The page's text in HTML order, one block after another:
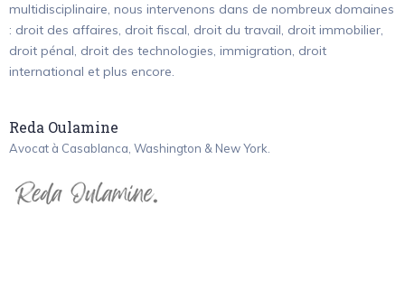
multidisciplinaire, nous intervenons dans de nombreux domaines
: droit des affaires, droit fiscal, droit du travail, droit immobilier,
droit pénal, droit des technologies, immigration, droit
international et plus encore.
Reda Oulamine
Avocat à Casablanca, Washington & New York.